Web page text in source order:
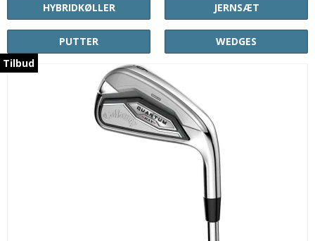
HYBRIDKØLLER JERNSÆT
PUTTER
WEDGES
Tilbud